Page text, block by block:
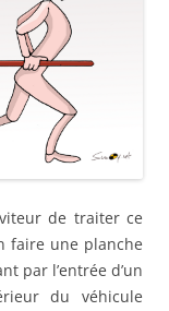
de traiter ce
faire une planche
par l’entrée d’un
du véhicule